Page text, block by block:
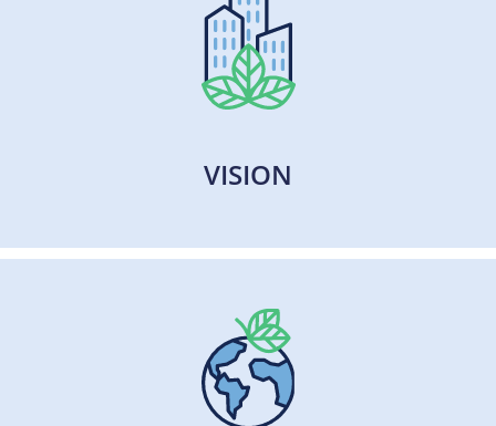
VISION
Als Unternehmen agieren wir auf eine Weise, die
unserem wirtschaftlichen Erfolg ebenso zuträglich